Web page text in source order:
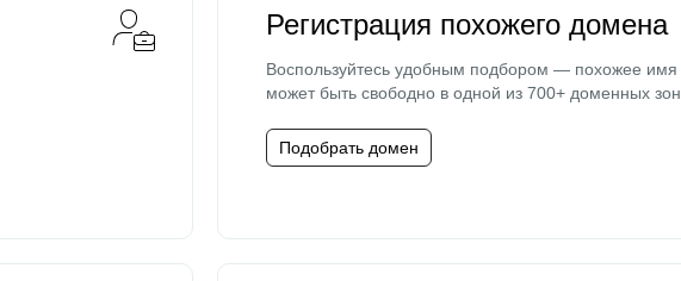
Регистрация похожего домена
Воспользуйтесь удобным подбором — похожее имя
может быть свободно в одной из 700+ доменных зон.
Подобрать домен